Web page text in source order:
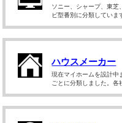
ソニー、シャープ、東芝
ビ型番別に分類していま
ハウスメーカー
現在マイホームを設計中
ごとに分類しました。各